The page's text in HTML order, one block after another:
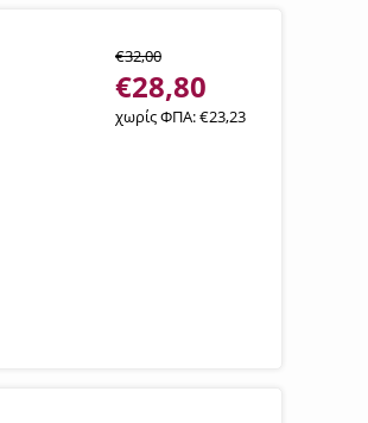
€32,00
€28,80
χωρίς ΦΠΑ:€23,23